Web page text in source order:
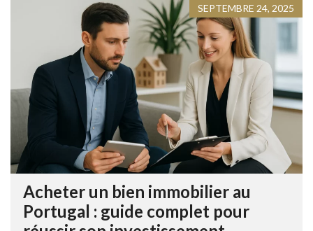
SEPTEMBRE 24, 2025
Acheter un bien immobilier au
Portugal : guide complet pour